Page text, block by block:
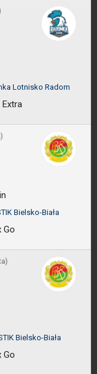
Lotnisko Radom
Bielsko-Biała
Go
Bielsko-Biała
Go